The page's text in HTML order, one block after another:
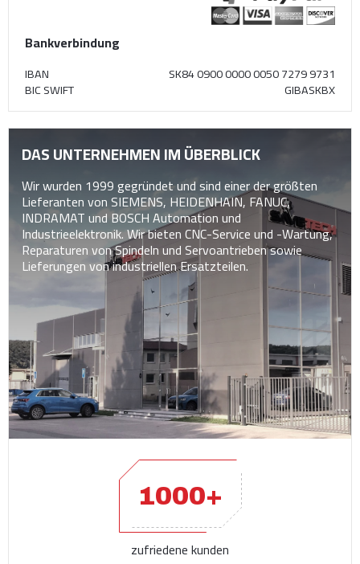
Bankverbindung
IBAN SK84 0900 0000 0050 7279 9731
BIC SWIFT GIBASKBX
DAS UNTERNEHMEN IM ÜBERBLICK
Wir wurden 1999 gegründet und sind einer der größten
Lieferanten von SIEMENS, HEIDENHAIN, FANUC,
INDRAMAT und BOSCH Automation und
Industrieelektronik. Wir bieten CNC-Service und -Wartung,
Reparaturen von Spindeln und Servoantrieben sowie
Lieferungen von industriellen Ersatzteilen.
1000+
zufriedene kunden